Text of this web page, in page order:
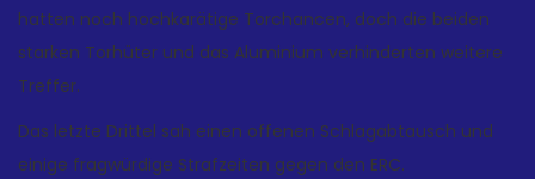
hatten noch hochkarätige Torchancen, doch die beiden
starken Torhüter und das Aluminium verhinderten weitere
Treffer.
Das letzte Drittel sah einen offenen Schlagabtausch und
einige fragwürdige Strafzeiten gegen den ERC.